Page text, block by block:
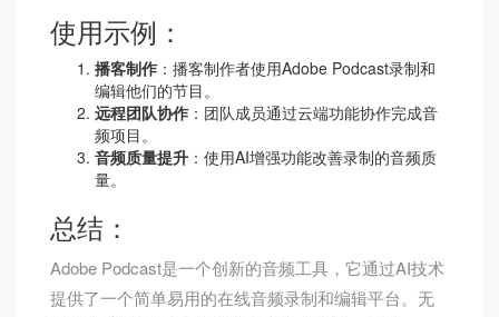
使用示例：
播客制作 ：播客制作者使用Adobe Podcast录制和
编辑他们的节目。
远程团队协作 ：团队成员通过云端功能协作完成音
频项目。
音频质量提升 ：使用AI增强功能改善录制的音频质
量。
总结：
Adobe Podcast是一个创新的音频工具，它通过AI技术
提供了一个简单易用的在线音频录制和编辑平台。无